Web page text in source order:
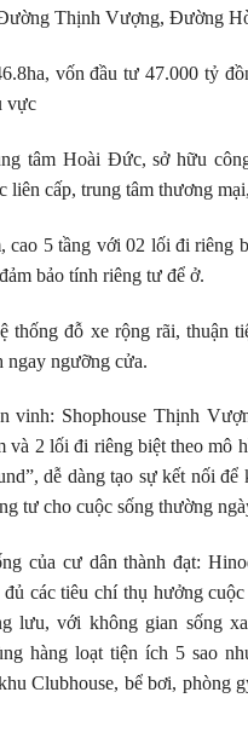
Thịnh Vượng, Đường
vốn đầu tư 47.000 tỷ
vực
tâm Hoài Đức, sở hữu
liên cấp, trung tâm thương
cao 5 tầng với 02 lối đi riêng
bảo tính riêng tư để ở.
thống đỗ xe rộng rãi, thuận
ngay ngưỡng cửa.
vinh: Shophouse Thịnh
và 2 lối đi riêng biệt theo mô
dễ dàng tạo sự kết nối để
tư cho cuộc sống thường
của cư dân thành đạt:
các tiêu chí thụ hưởng
lưu, với không gian sống
hàng loạt tiện ích 5 sao
Clubhouse, bể bơi, phòng